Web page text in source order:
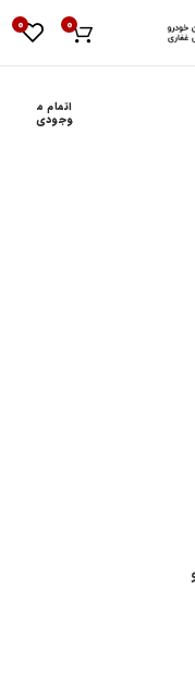
0
0
اتمام م
وجودی